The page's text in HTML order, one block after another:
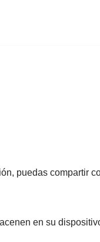
puedas compartir
en su